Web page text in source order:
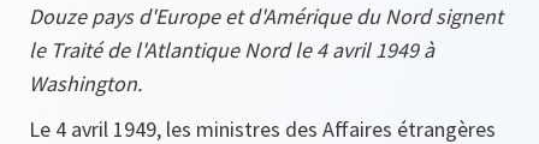
Douze pays d'Europe et d'Amérique du Nord signent
le Traité de l'Atlantique Nord le 4 avril 1949 à
Washington.
Le 4 avril 1949, les ministres des Affaires étrangères